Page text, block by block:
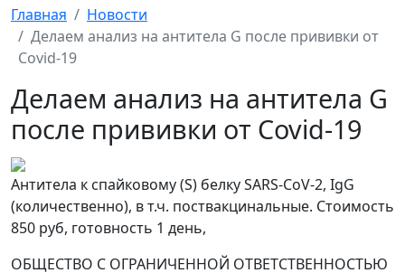
Главная
Новости
Делаем анализ на антитела G после прививки от
Covid-19
Делаем анализ на антитела G
после прививки от Covid-19
Антитела к спайковому (S) белку SARS-CoV-2, IgG
(количественно), в т.ч. поствакцинальные. Стоимость
850 руб, готовность 1 день,
ОБЩЕСТВО С ОГРАНИЧЕННОЙ ОТВЕТСТВЕННОСТЬЮ